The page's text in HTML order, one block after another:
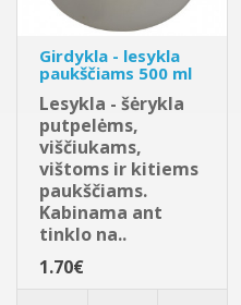
Girdykla - lesykla
paukščiams 500 ml
Lesykla - šėrykla
putpelėms,
viščiukams,
vištoms ir kitiems
paukščiams.
Kabinama ant
tinklo na..
1.70€